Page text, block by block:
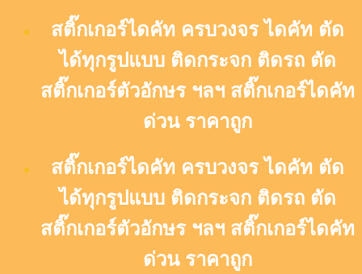
สติ๊กเกอร์ไดคัท ครบวงจร ไดคัท ตัด
ได้ทุกรูปแบบ ติดกระจก ติดรถ ตัด
สติ๊กเกอร์ตัวอักษร ฯลฯ สติ๊กเกอร์ไดคัท
ด่วน ราคาถูก
สติ๊กเกอร์ไดคัท ครบวงจร ไดคัท ตัด
ได้ทุกรูปแบบ ติดกระจก ติดรถ ตัด
สติ๊กเกอร์ตัวอักษร ฯลฯ สติ๊กเกอร์ไดคัท
ด่วน ราคาถูก